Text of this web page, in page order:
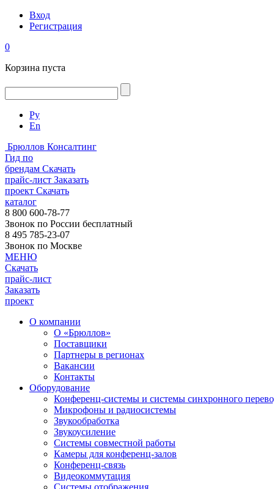
Вход
Регистрация
0
Корзина пуста
Ру
En
Брюллов Консалтинг
Гид по
брендам Скачать
прайс-лист Заказать
проект Скачать
каталог
8 800 600-78-77
Звонок по России бесплатный
8 495 785-23-07
Звонок по Москве
МЕНЮ
Скачать
прайс-лист
Заказать
проект
О компании
О «Брюллов»
Поставщики
Партнеры в регионах
Вакансии
Контакты
Оборудование
Конференц-системы и системы синхронного
Микрофоны и радиосистемы
Звукообработка
Звукоусиление
Системы совместной работы
Камеры для конференц-залов
Конференц-связь
Видеокоммутация
Системы отображения